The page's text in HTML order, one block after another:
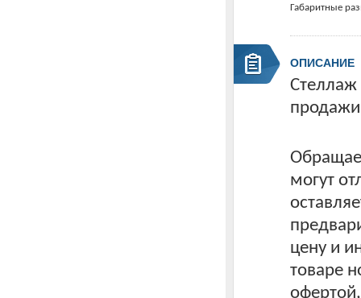
Габаритные
ОПИСАНИЕ
Стеллаж
могут
цену и
товаре